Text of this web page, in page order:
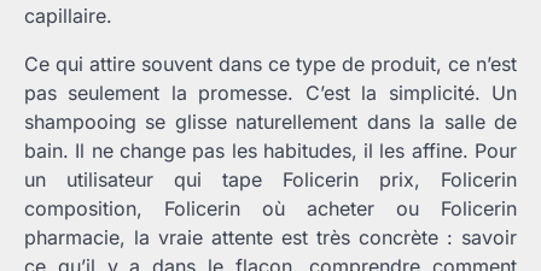
capillaire.
Ce qui attire souvent dans ce type de produit, ce n’est
pas seulement la promesse. C’est la simplicité. Un
shampooing se glisse naturellement dans la salle de
bain. Il ne change pas les habitudes, il les affine. Pour
un utilisateur qui tape Folicerin prix, Folicerin
composition, Folicerin où acheter ou Folicerin
pharmacie, la vraie attente est très concrète : savoir
ce qu’il y a dans le flacon, comprendre comment